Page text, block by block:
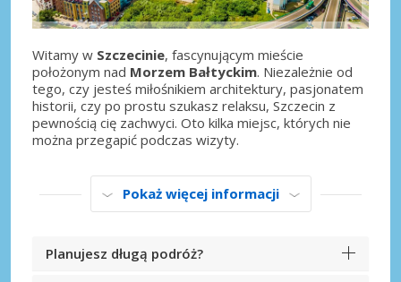
Witamy w Szczecinie, fascynującym mieście
położonym nad Morzem Bałtyckim. Niezależnie od
tego, czy jesteś miłośnikiem architektury, pasjonatem
historii, czy po prostu szukasz relaksu, Szczecin z
pewnością cię zachwyci. Oto kilka miejsc, których nie
można przegapić podczas wizyty.
Pokaż więcej informacji
Planujesz długą podróż?